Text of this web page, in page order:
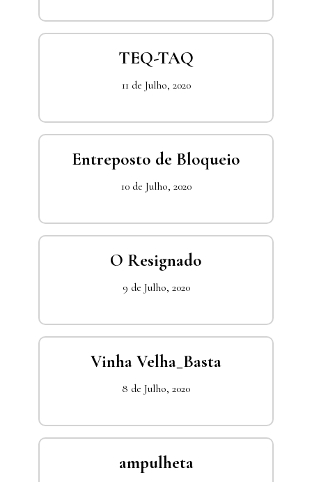
TEQ-TAQ
11 de Julho, 2020
Entreposto de Bloqueio
10 de Julho, 2020
O Resignado
9 de Julho, 2020
Vinha Velha_Basta
8 de Julho, 2020
ampulheta